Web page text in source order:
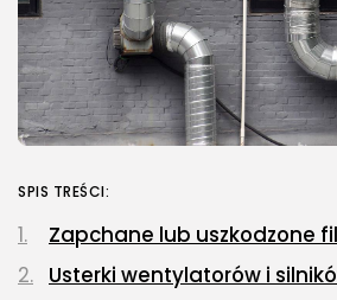
SPIS TREŚCI:
Zapchane lub uszkodzone
Usterki wentylatorów i